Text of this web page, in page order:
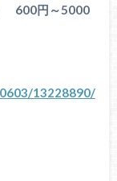
600円～5000
13228890/